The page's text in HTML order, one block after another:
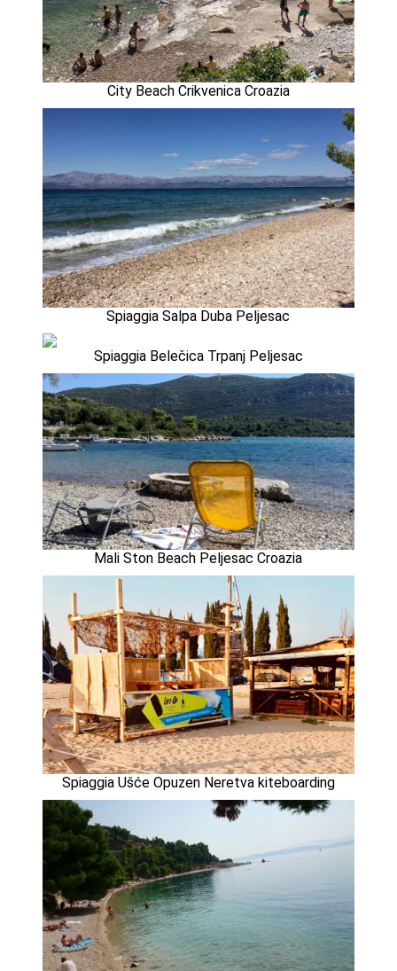
City Beach Crikvenica Croazia
Spiaggia Salpa Duba Peljesac
Spiaggia Belečica Trpanj Peljesac
Mali Ston Beach Peljesac Croazia
Spiaggia Ušće Opuzen Neretva kiteboarding